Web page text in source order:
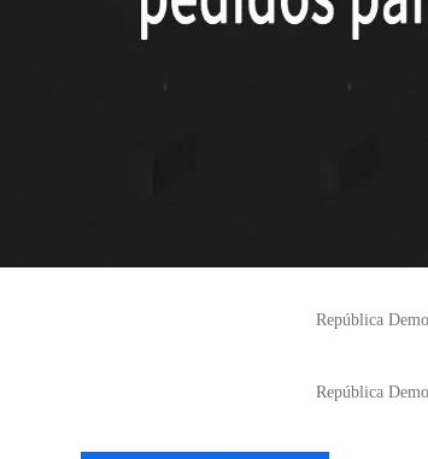
República
República